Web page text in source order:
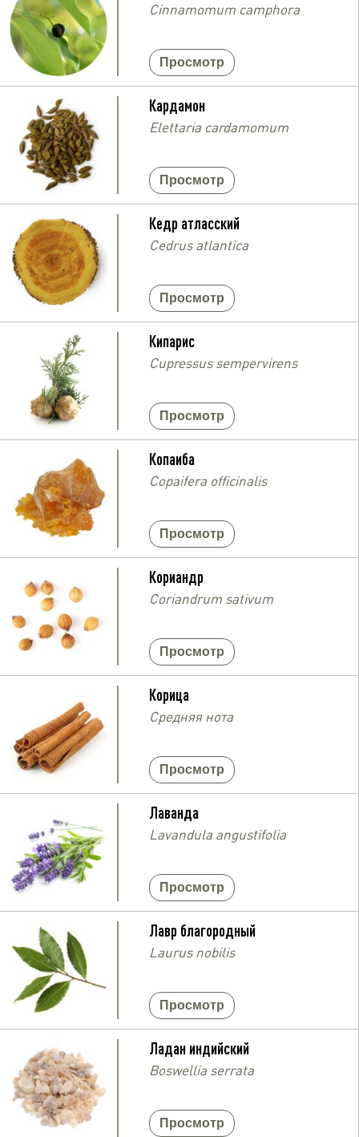
Cinnamomum camphora
Просмотр
Кардамон
Elettaria cardamomum
Просмотр
Кедр атласский
Cedrus atlantica
Просмотр
Кипарис
Cupressus sempervirens
Просмотр
Копаиба
Copaifera officinalis
Просмотр
Кориандр
Coriandrum sativum
Просмотр
Корица
Средняя нота
Просмотр
Лаванда
Lavandula angustifolia
Просмотр
Лавр благородный
Laurus nobilis
Просмотр
Ладан индийский
Boswellia serrata
Просмотр